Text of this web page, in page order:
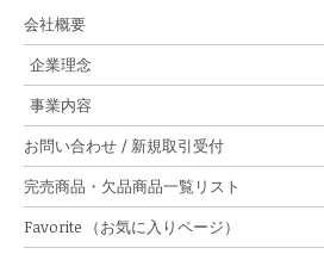
会社概要
企業理念
事業内容
お問い合わせ / 新規取引受付
完売商品・欠品商品一覧リスト
Favorite （お気に入りページ）